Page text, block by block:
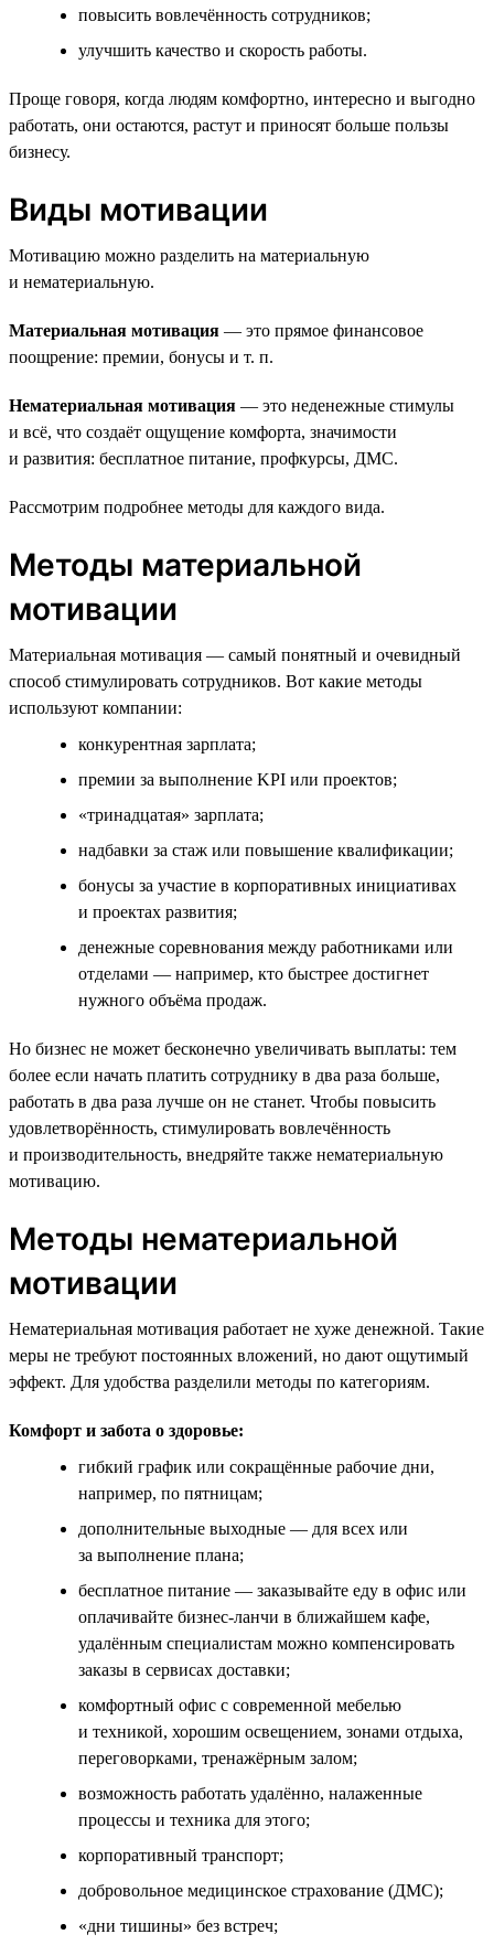
повысить вовлечённость сотрудников;
улучшить качество и скорость работы.
Проще говоря, когда людям комфортно, интересно и выгодно
работать, они остаются, растут и приносят больше пользы
бизнесу.
Виды мотивации
Мотивацию можно разделить на материальную
и нематериальную.
Материальная мотивация — это прямое финансовое
поощрение: премии, бонусы и т. п.
Нематериальная мотивация — это неденежные стимулы
и всё, что создаёт ощущение комфорта, значимости
и развития: бесплатное питание, профкурсы, ДМС.
Рассмотрим подробнее методы для каждого вида.
Методы материальной
мотивации
Материальная мотивация — самый понятный и очевидный
способ стимулировать сотрудников. Вот какие методы
используют компании:
конкурентная зарплата;
премии за выполнение KPI или проектов;
«тринадцатая» зарплата;
надбавки за стаж или повышение квалификации;
бонусы за участие в корпоративных инициативах
и проектах развития;
денежные соревнования между работниками или
отделами — например, кто быстрее достигнет
нужного объёма продаж.
Но бизнес не может бесконечно увеличивать выплаты: тем
более если начать платить сотруднику в два раза больше,
работать в два раза лучше он не станет. Чтобы повысить
удовлетворённость, стимулировать вовлечённость
и производительность, внедряйте также нематериальную
мотивацию.
Методы нематериальной
мотивации
Нематериальная мотивация работает не хуже денежной. Такие
меры не требуют постоянных вложений, но дают ощутимый
эффект. Для удобства разделили методы по категориям.
Комфорт и забота о здоровье:
гибкий график или сокращённые рабочие дни,
например, по пятницам;
дополнительные выходные — для всех или
за выполнение плана;
бесплатное питание — заказывайте еду в офис или
оплачивайте бизнес-ланчи в ближайшем кафе,
удалённым специалистам можно компенсировать
заказы в сервисах доставки;
комфортный офис с современной мебелью
и техникой, хорошим освещением, зонами отдыха,
переговорками, тренажёрным залом;
возможность работать удалённо, налаженные
процессы и техника для этого;
корпоративный транспорт;
добровольное медицинское страхование (ДМС);
«дни тишины» без встреч;